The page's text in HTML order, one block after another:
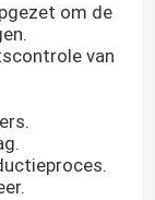
om de
van